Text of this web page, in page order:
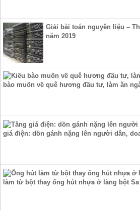
Giải bài toán nguyên liệu –
năm 2019
bào muốn về quê hương đầu tư, làm ăn
giá điện: dồn gánh nặng lên người dân,
làm từ bột thay ống hút nhựa ở làng bột